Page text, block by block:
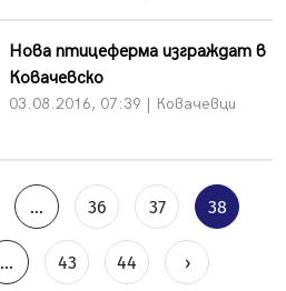
Нова птицеферма изграждат в
Ковачевско
03.08.2016, 07:39 | Ковачевци
... 36 37 38
... 43 44 ›